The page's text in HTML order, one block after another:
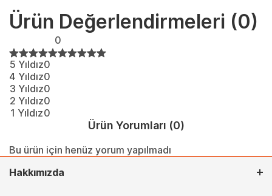
Ürün Değerlendirmeleri (0)
0
5 Yıldız0
4 Yıldız0
3 Yıldız0
2 Yıldız0
1 Yıldız0
Ürün Yorumları (0)
Bu ürün için henüz yorum yapılmadı
Hakkımızda